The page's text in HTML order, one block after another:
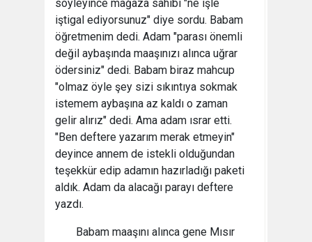
söyleyince mağaza sahibi "ne işle
iştigal ediyorsunuz" diye sordu. Babam
öğretmenim dedi. Adam "parası önemli
değil aybaşında maaşınızı alınca uğrar
ödersiniz" dedi. Babam biraz mahcup
"olmaz öyle şey sizi sıkıntıya sokmak
istemem aybaşına az kaldı o zaman
gelir alırız" dedi. Ama adam ısrar etti.
"Ben deftere yazarım merak etmeyin"
deyince annem de istekli olduğundan
teşekkür edip adamın hazırladığı paketi
aldık. Adam da alacağı parayı deftere
yazdı.
Babam maaşını alınca gene Mısır